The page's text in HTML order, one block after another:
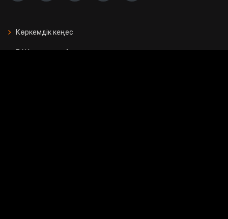
Көркемдік кеңес
БАҚ арналған бағдарламалар